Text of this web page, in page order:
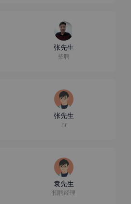
张先生
招聘
张先生
hr
袁先生
招聘经理